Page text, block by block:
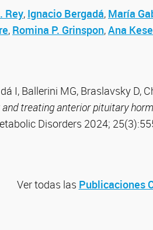
Rey, Ignacio Bergadá, María
, Romina P. Grinspon,Ana
I, Ballerini MG, Braslavsky D,
and treating anterior pituitary
Disorders 2024;
Ver todas las Publicaciones